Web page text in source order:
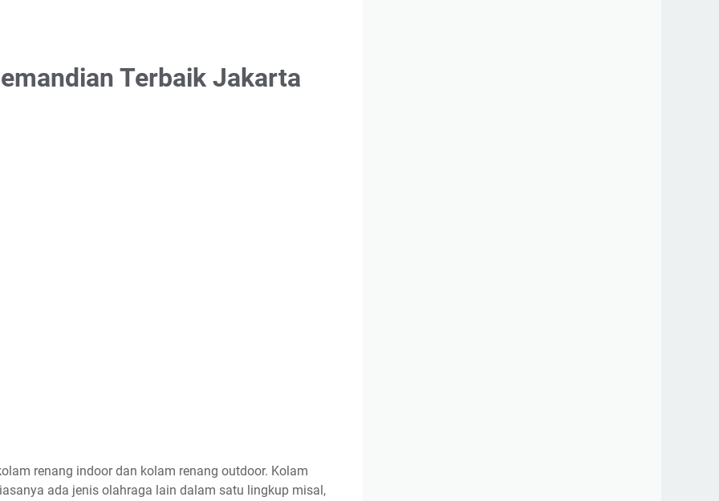
Terbaik Jakarta
renang indoor dan kolam renang outdoor. Kolam
ada jenis olahraga lain dalam satu lingkup misal,